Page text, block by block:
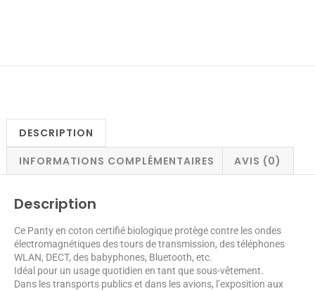
DESCRIPTION
INFORMATIONS COMPLÉMENTAIRES AVIS (0)
Description
Ce Panty en coton certifié biologique protège contre les ondes
électromagnétiques des tours de transmission, des téléphones
WLAN, DECT, des babyphones, Bluetooth, etc.
Idéal pour un usage quotidien en tant que sous-vêtement.
Dans les transports publics et dans les avions, l’exposition aux